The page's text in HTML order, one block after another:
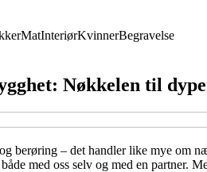
MatInteriørKvinnerBegravelse
Nøkkelen til
berøring – det handler like mye
med oss selv og med en partner.